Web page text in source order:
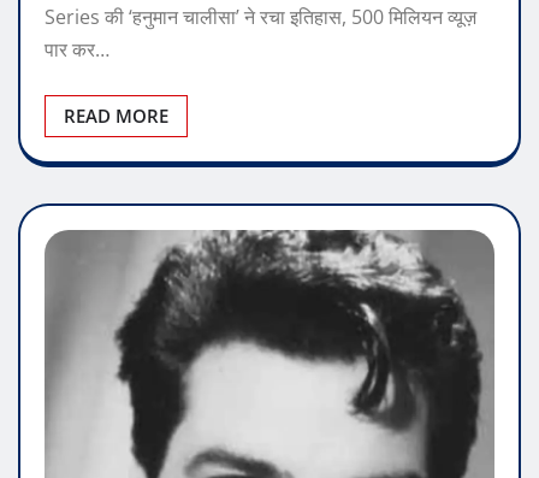
Nov 26, 2025
0
Series की ‘हनुमान चालीसा’ ने रचा इतिहास, 500 मिलियन व्यूज़
पार कर…
READ MORE